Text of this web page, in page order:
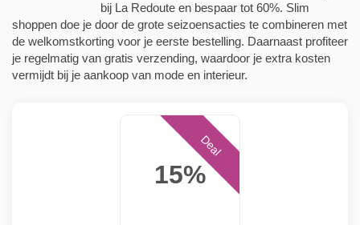
bij La Redoute en bespaar tot 60%. Slim
shoppen doe je door de grote seizoensacties te combineren met
de welkomstkorting voor je eerste bestelling. Daarnaast profiteer
je regelmatig van gratis verzending, waardoor je extra kosten
vermijdt bij je aankoop van mode en interieur.
15%
Deal